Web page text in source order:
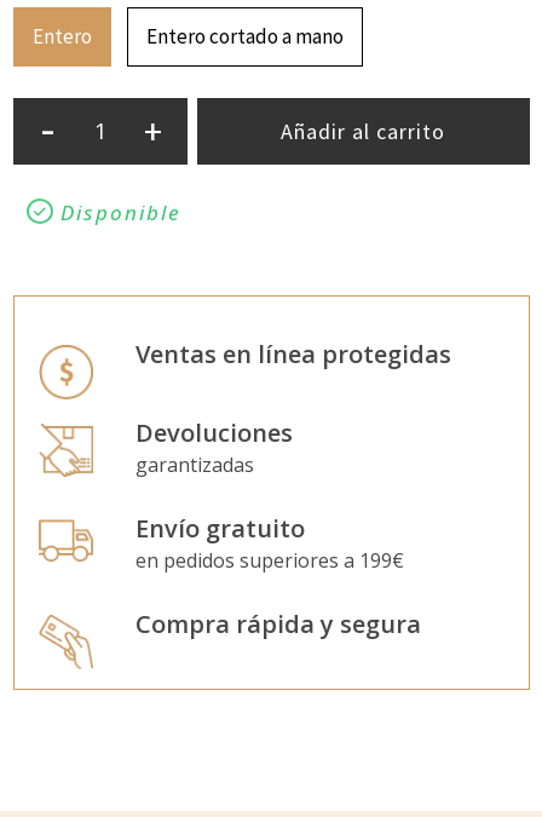
Entero Entero cortado a mano
- + Añadir al carrito
Disponible
Ventas en línea protegidas
Devoluciones
garantizadas
Envío gratuito
en pedidos superiores a 199€
Compra rápida y segura